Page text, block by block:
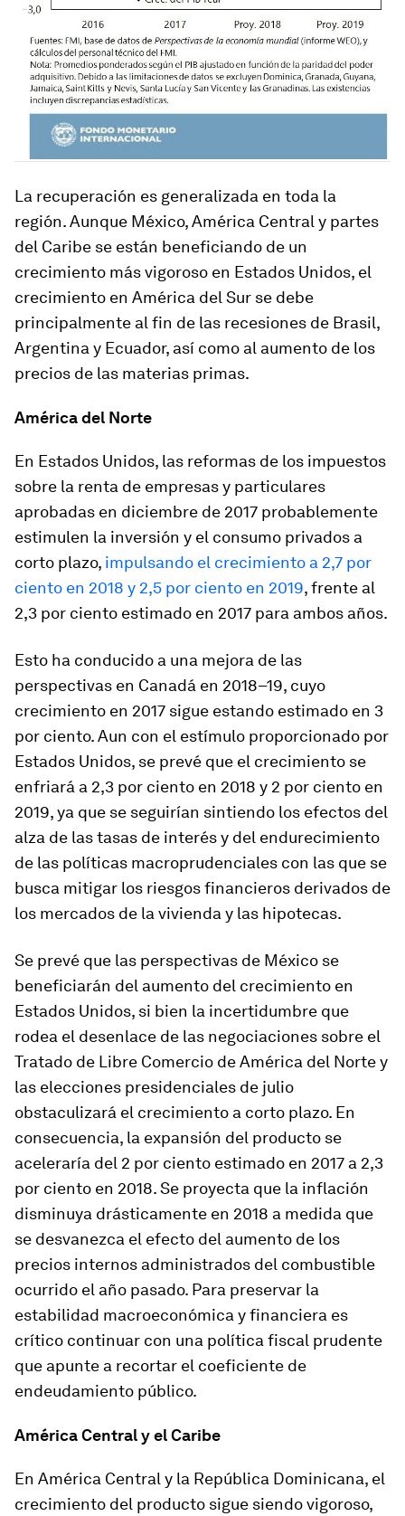
La recuperación es generalizada en toda la
región. Aunque México, América Central y partes
del Caribe se están beneficiando de un
crecimiento más vigoroso en Estados Unidos, el
crecimiento en América del Sur se debe
principalmente al fin de las recesiones de Brasil,
Argentina y Ecuador, así como al aumento de los
precios de las materias primas.
América del Norte
En Estados Unidos, las reformas de los impuestos
sobre la renta de empresas y particulares
aprobadas en diciembre de 2017 probablemente
estimulen la inversión y el consumo privados a
corto plazo, impulsando el crecimiento a 2,7 por
ciento en 2018 y 2,5 por ciento en 2019, frente al
2,3 por ciento estimado en 2017 para ambos años.
Esto ha conducido a una mejora de las
perspectivas en Canadá en 2018–19, cuyo
crecimiento en 2017 sigue estando estimado en 3
por ciento. Aun con el estímulo proporcionado por
Estados Unidos, se prevé que el crecimiento se
enfriará a 2,3 por ciento en 2018 y 2 por ciento en
2019, ya que se seguirían sintiendo los efectos del
alza de las tasas de interés y del endurecimiento
de las políticas macroprudenciales con las que se
busca mitigar los riesgos financieros derivados de
los mercados de la vivienda y las hipotecas.
Se prevé que las perspectivas de México se
beneficiarán del aumento del crecimiento en
Estados Unidos, si bien la incertidumbre que
rodea el desenlace de las negociaciones sobre el
Tratado de Libre Comercio de América del Norte y
las elecciones presidenciales de julio
obstaculizará el crecimiento a corto plazo. En
consecuencia, la expansión del producto se
aceleraría del 2 por ciento estimado en 2017 a 2,3
por ciento en 2018. Se proyecta que la inflación
disminuya drásticamente en 2018 a medida que
se desvanezca el efecto del aumento de los
precios internos administrados del combustible
ocurrido el año pasado. Para preservar la
estabilidad macroeconómica y financiera es
crítico continuar con una política fiscal prudente
que apunte a recortar el coeficiente de
endeudamiento público.
América Central y el Caribe
En América Centraly la República Dominicana, el
crecimiento del producto sigue siendo vigoroso,